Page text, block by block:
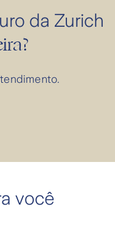
da Zurich
você